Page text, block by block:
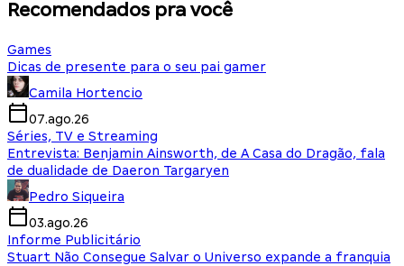
Recomendados pra você
Games
Dicas de presente para o seu pai gamer
Camila Hortencio
07.ago.26
Séries, TV e Streaming
Entrevista: Benjamin Ainsworth, de A Casa do Dragão, fala
de dualidade de Daeron Targaryen
Pedro Siqueira
03.ago.26
Informe Publicitário
Stuart Não Consegue Salvar o Universo expande a franquia